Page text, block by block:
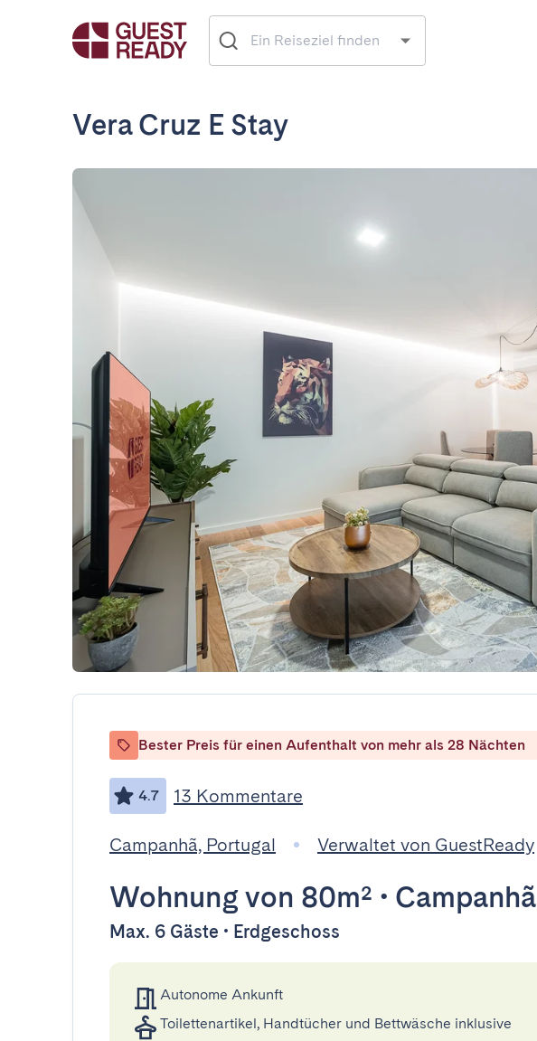
Vera Cruz E Stay
Bester Preis für einen Aufenthalt von mehr als 28 Nächten
4.7 13 Kommentare
Campanhã, Portugal Verwaltet von GuestReady
Wohnungvon 80m² • Campanhã
Max. 6 Gäste • Erdgeschoss
Autonome Ankunft
Toilettenartikel, Handtücher und Bettwäsche inklusive